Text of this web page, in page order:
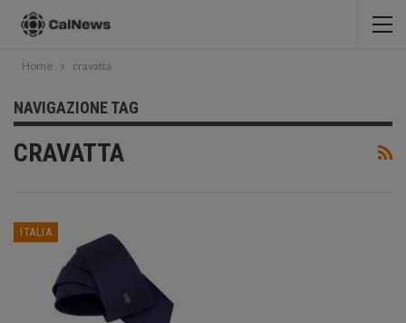
Home cravatta
NAVIGAZIONE TAG
CRAVATTA
ITALIA